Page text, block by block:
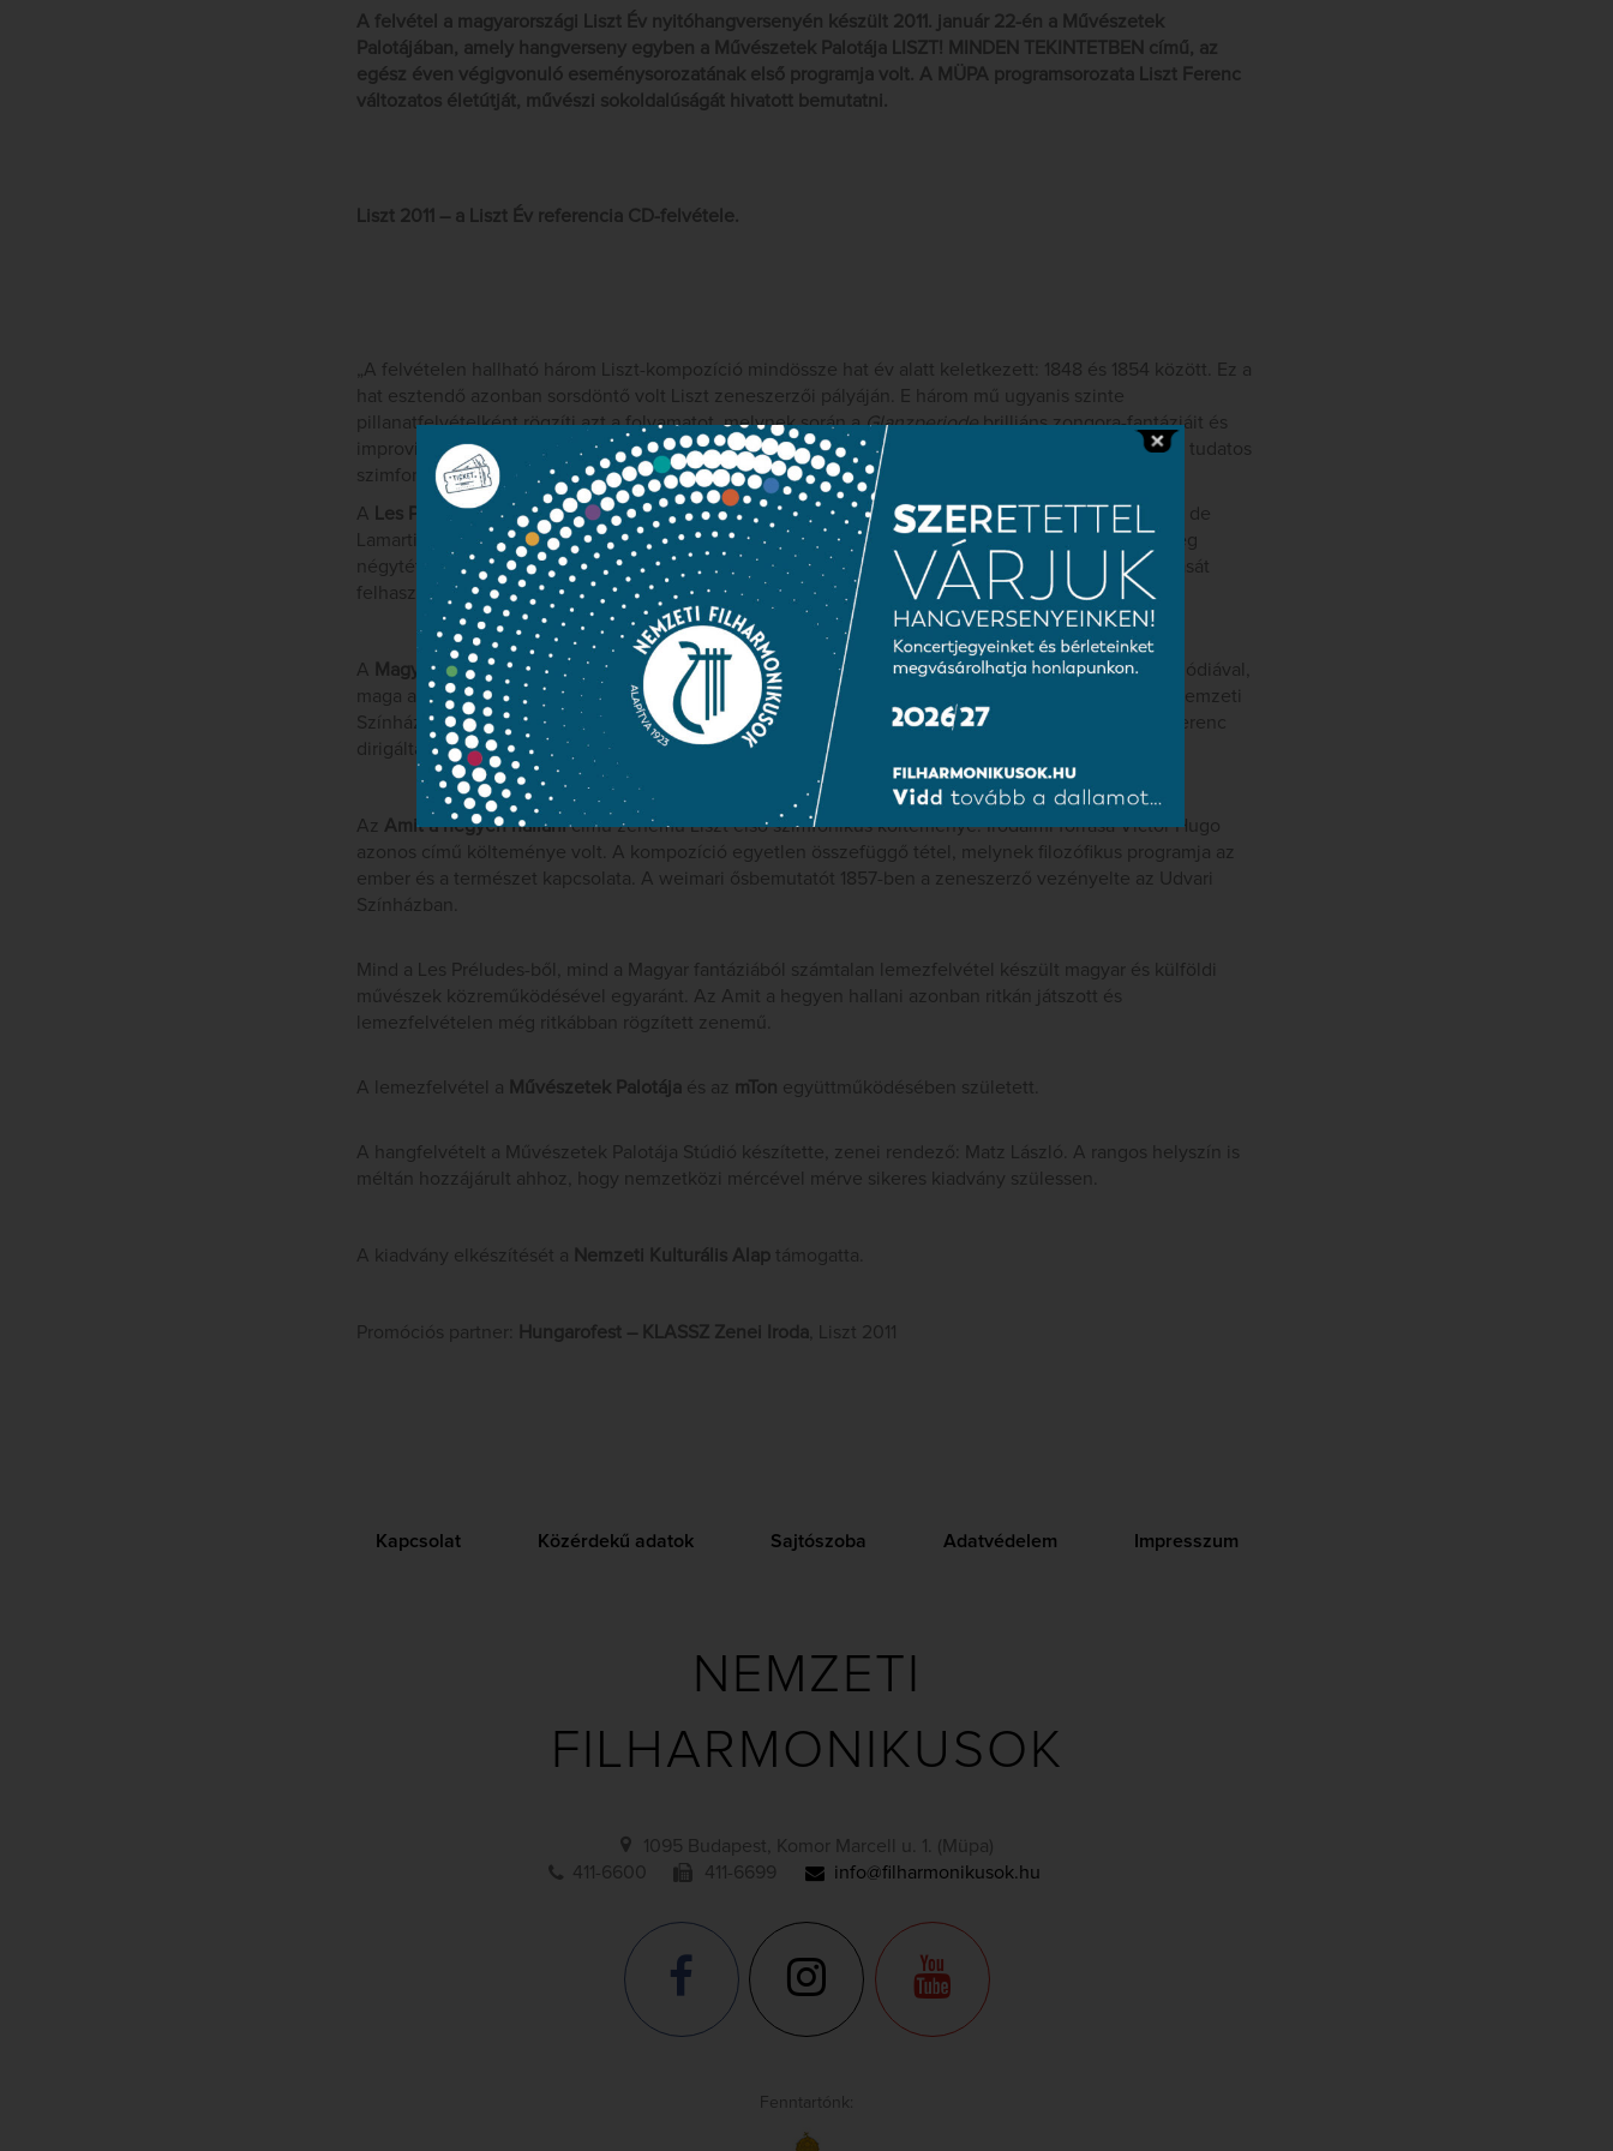
A felvétel a magyarországi Liszt Év nyitóhangversenyén készült 2011. január 22-én a Művészetek
Palotájában, amely hangverseny egyben a Művészetek Palotája LISZT! MINDEN TEKINTETBEN című, az
egész éven végigvonuló eseménysorozatának első programja volt. A MÜPA programsorozata Liszt Ferenc
változatos életútját, művészi sokoldalúságát hivatott bemutatni.
Liszt 2011 – a Liszt Év referencia CD-felvétele.
„A felvételen hallható három Liszt-kompozíció mindössze hat év alatt keletkezett: 1848 és 1854 között. Ez a
hat esztendő azonban sorsdöntő volt Liszt zeneszerzői pályáján. E három mű ugyanis szinte
pillanatfelvételként rögzíti azt a folyamatot, melynek során aGlanzperiodebrilliáns zongora-fantáziáit és
improvizációit rögzítő virtuóz pianistából új formai megoldásokkal kísérletező, saját hangját kereső, tudatos
szimfonista válik.” (részlet a CD ismertető füzetéből; Kaisinger Rita
A
Les PréludesLiszt méltán legismertebb szimfonikus költeménye, amely ösztönzőjének Alphonse de
Lamartine Költői elmélkedések című művét tekinthetjük. A kompozíció zenei alapjául egy eredetileg
négytételes férfikari ciklus szolgált. A darabban a szerző az előremutató romantika valamennyi újítását
felhasználja. A mű bemutatója 1854-ben volt.
A Magyar fantázia több részből álló egytételes zongoraverseny. Közeli rokonságot mutat a 14. rapszódiával,
maga az átdolgozás azonban a 21. magyar rapszódiából készült. A mű bemutatója 1853-ban volt a Nemzeti
Színházban, a szólót Liszt tanítványa és majdani veje, Hans von Bülow játszotta, a zenekart Erkel Ferenc
dirigálta.
Az Amit a hegyen hallanicímű zenemű Liszt első szimfonikus költeménye. Irodalmi forrása Victor Hugo
azonos című költeménye volt. A kompozíció egyetlen összefüggő tétel, melynek filozófikus programja az
ember és a természet kapcsolata. A weimari ősbemutatót 1857-ben a zeneszerző vezényelte az Udvari
Színházban.
Mind a Les Préludes-ből, mind a Magyar fantáziából számtalan lemezfelvétel készült magyar és külföldi
művészek közreműködésével egyaránt. Az Amit a hegyen hallani azonban ritkán játszott és
lemezfelvételen még ritkábban rögzített zenemű.
A lemezfelvétel a Művészetek Palotája és az mTon együttműködésében született.
A hangfelvételt a Művészetek Palotája Stúdió készítette, zenei rendező: Matz László. A rangos helyszín is
méltán hozzájárult ahhoz, hogy nemzetközi mércével mérve sikeres kiadvány szülessen.
A kiadvány elkészítését a Nemzeti Kulturális Alap támogatta.
Promóciós partner: Hungarofest – KLASSZ Zenei Iroda , Liszt 2011
Kapcsolat Közérdekű adatok Sajtószoba Adatvédelem Impresszum
NEMZETI
FILHARMONIKUSOK
1095 Budapest, Komor Marcell u. 1. (Müpa)
411-6600
411-6699 info@filharmonikusok.hu
Fenntartónk: